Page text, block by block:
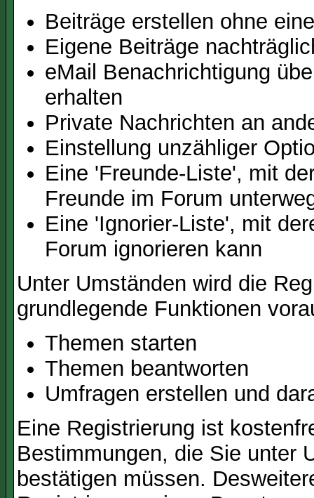
Beiträge erstellen ohne
Eigene Beiträge
eMail Benachrichtigung
erhalten
Private Nachrichten an
Einstellung unzähliger
Eine 'Freunde-Liste', mit
Freunde im Forum
Eine 'Ignorier-Liste', mit
Forum ignorieren kann
Unter Umständen wird die
grundlegende Funktionen
Themen starten
Themen beantworten
Umfragen erstellen und
Eine Registrierung ist
Bestimmungen, die Sie unter
bestätigen müssen.